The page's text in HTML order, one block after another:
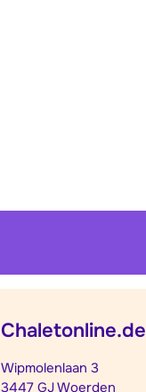
Chaletonline.de
Wipmolenlaan 3
3447 GJ Woerden